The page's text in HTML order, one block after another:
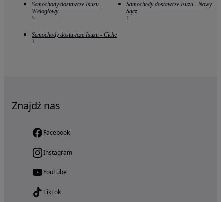
Samochody dostawcze Isuzu -
Wielogłowy
5
Samochody dostawcze Isuzu - Nowy
Sącz
1
Samochody dostawcze Isuzu - Ciche
1
Znajdź nas
Facebook
Instagram
YouTube
TikTok